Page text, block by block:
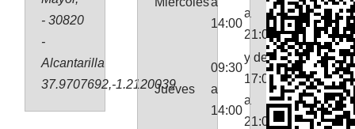
- 30820
-
Alcantarilla
37.9707692,-1.2120039
14:00
a
21:00
Jueves
09:30
a
14:00
y de
17:00
a
21:00